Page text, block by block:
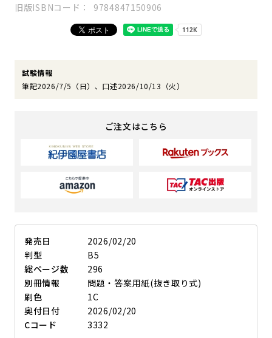
旧版ISBNコード
9784847150906
試験情報
筆記2026/7/5（日）、口述2026/10/13（火）
ご注文はこちら
発売日
2026/02/20
判型
B5
総ページ数
296
別冊情報
問題・答案用紙(抜き取り式)
刷色
1C
奥付日付
2026/02/20
Cコード
3332